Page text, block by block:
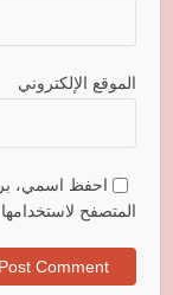
الموقع الإلكتروني
احفظ اسمي،
المتصفح